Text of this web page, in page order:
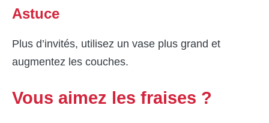
Astuce
Plus d’invités, utilisez un vase plus grand et
augmentez les couches.
Vous aimez les fraises ?